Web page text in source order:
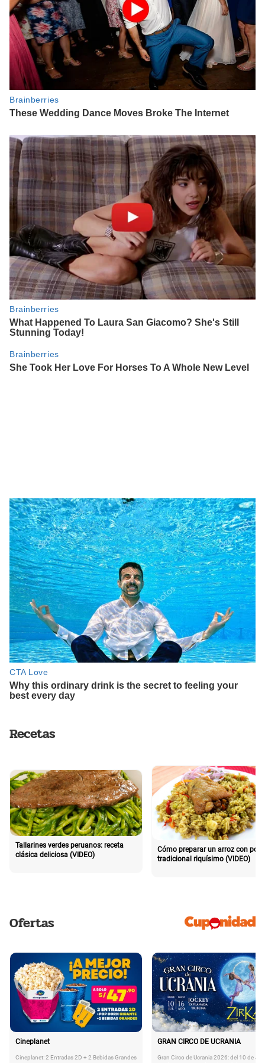
Recetas
Tallarines verdes peruanos: receta
clásica deliciosa (VIDEO)
Cómo preparar un arroz con pollo
tradicional riquísimo (VIDEO)
Ofertas
Cineplanet
Cineplanet: 2 Entradas 2D + 2 Bebidas Grandes
GRAN CIRCO DE UCRANIA
Gran Circo de Ucrania 2026: del 10 de